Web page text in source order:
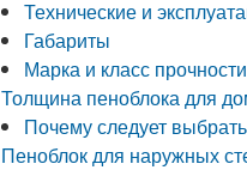
Технические и
Габариты
Марка и класс прочности
Толщина пеноблока для
Почему следует
Пеноблок для наружных